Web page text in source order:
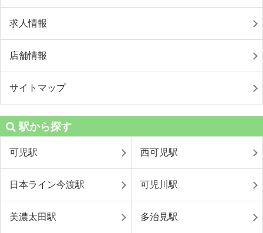
求人情報
店舗情報
サイトマップ
駅から探す
可児駅 西可児駅
日本ライン今渡駅 可児川駅
美濃太田駅 多治見駅